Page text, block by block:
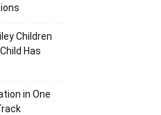
Children
Has
in One